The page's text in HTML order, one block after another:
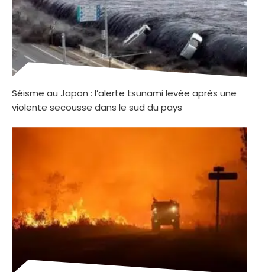
Séisme au Japon : l’alerte tsunami levée après une
violente secousse dans le sud du pays